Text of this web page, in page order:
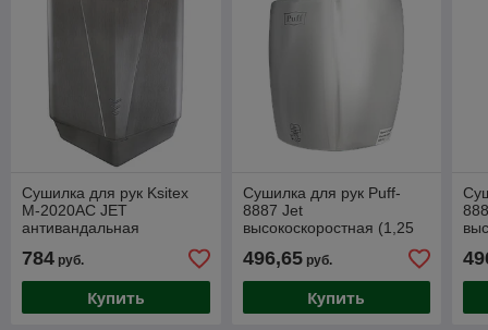
Сушилка для рук Ksitex
M-2020AC JET
антивандальная
784 руб.
Купить
Сушилка для рук Puff-
8887 Jet
высокоскоростная (1,25
496,65руб.
Купить